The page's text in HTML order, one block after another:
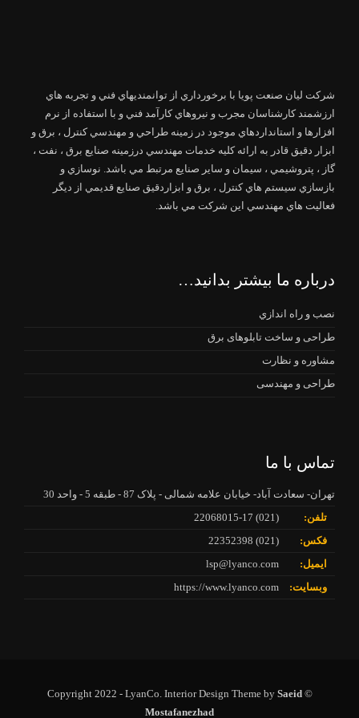
شرکت لیان صنعت پویا با برخورداري از توانمنديهاي فني و تجربه هاي
ارزشمند كارشناسان مجرب و نيروهاي كارآمد فني و با استفاده از نرم
افزارها و استانداردهاي موجود در زمينه طراحي و مهندسي كنترل ، برق و
ابزار دقيق قادر به ارائه كليه خدمات مهندسي درزمينه صنايع برق ، نفت ،
گاز ، پتروشيمي ، سيمان و ساير صنايع مرتبط مي باشد. نوسازي و
بازسازي سيستم هاي كنترل ، برق و ابزاردقيق صنايع قديمي از ديگر
فعاليت هاي مهندسي اين شركت مي باشد.
درباره ما بیشتر بدانید…
نصب و راه اندازي
طراحی و ساخت تابلوهای برق
مشاوره و نظارت
طراحی و مهندسی
تماس با ما
تهران- سعادت آباد- خیابان علامه شمالی - پلاک 87 - طبقه 5 - واحد 30
تلفن:
(021) 22068015-17
فکس:
(021) 22352398
ایمیل:
lsp@lyanco.com
وبسایت:
https://www.lyanco.com
© Copyright 2022 - LyanCo. Interior Design Theme by
Saeid
Mostafanezhad